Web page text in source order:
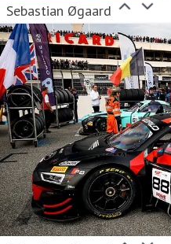
Sebastian Øgaard